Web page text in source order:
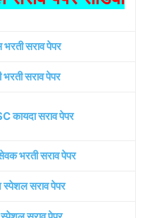
भरती सराव पेपर
भरती सराव पेपर
कायदा सराव पेपर
भरती सराव पेपर
स्पेशल सराव पेपर